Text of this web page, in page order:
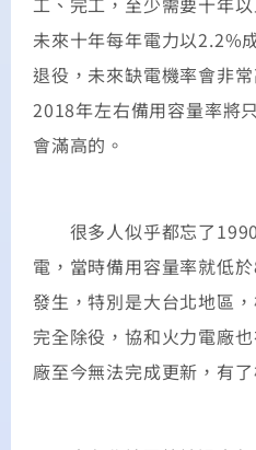
未來十年每年電力以2.2%
退役，未來缺電機率會非
2018年左右備用容量率將
會滿高的。
很多人似乎都忘了1990
電，當時備用容量率就低
發生，特別是大台北地區
完全除役，協和火力電廠
廠至今無法完成更新，有